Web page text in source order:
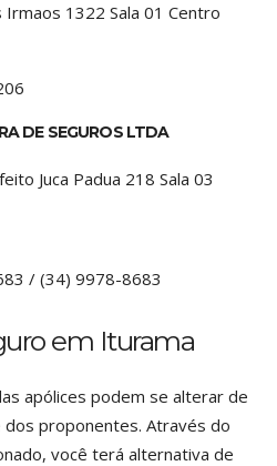
Irmaos 1322 Sala 01 Centro
DE SEGUROS LTDA
Juca Padua 218 Sala 03
/ (34) 9978-8683
em Iturama
apólices podem se alterar de
proponentes. Através do
você terá alternativa de